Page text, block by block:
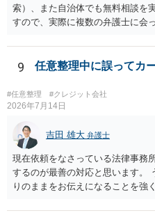
索）、また自治体でも無料相談を
すので、実際に複数の弁護士に会
はそもそも事案を把握できていな
いては弁護士として能力不足な
かもしれません。
9 任意整理中に誤ってカ
#任意整理 #クレジット会社
2026年7月14日
吉田 雄大 弁護士
現在依頼をなさっている法律事務
するのが最善の対応と思います。
りのままをお伝えになることを強
早ければ早いほどいいのは間違い